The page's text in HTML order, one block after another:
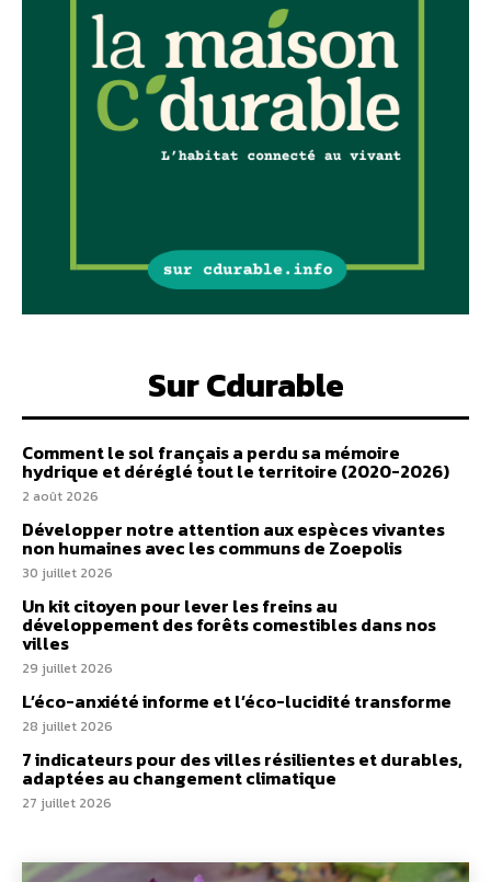
Sur Cdurable
Comment le sol français a perdu sa mémoire
hydrique et déréglé tout le territoire (2020-2026)
2 août 2026
Développer notre attention aux espèces vivantes
non humaines avec les communs de Zoepolis
30 juillet 2026
Un kit citoyen pour lever les freins au
développement des forêts comestibles dans nos
villes
29 juillet 2026
L’éco-anxiété informe et l’éco-lucidité transforme
28 juillet 2026
7 indicateurs pour des villes résilientes et durables,
adaptées au changement climatique
27 juillet 2026